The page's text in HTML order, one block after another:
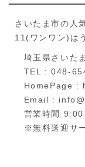
さいたま市の人
11(ワンワン)は
埼玉県さいた
TEL : 048-
HomePage :
Email :
営業時間 9:00
※無料送迎サ